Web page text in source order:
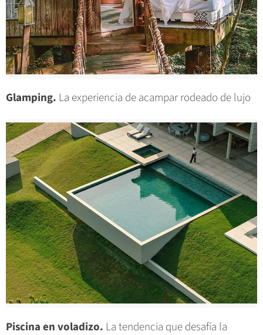
Glamping. La experiencia de acampar rodeado de lujo
Piscina en voladizo. La tendencia que desafía la